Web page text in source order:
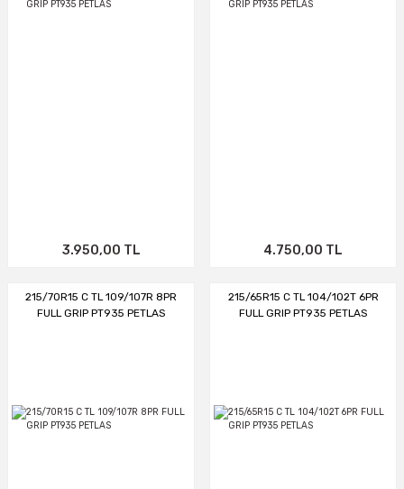
3.950,00 TL 4.750,00 TL
215/70R15 C TL 109/107R 8PR
FULL GRIP PT935 PETLAS
215/65R15 C TL 104/102T 6PR
FULL GRIP PT935 PETLAS